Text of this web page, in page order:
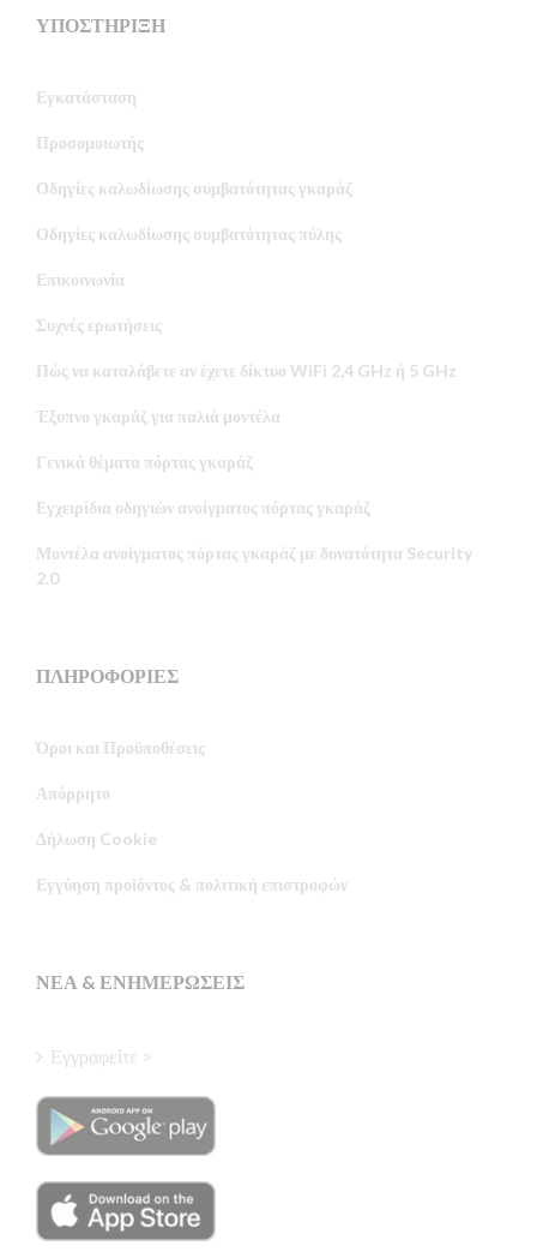
ΥΠΟΣΤΉΡΙΞΗ
Εγκατάσταση
Προσομοιωτής
Οδηγίες καλωδίωσης συμβατότητας γκαράζ
Οδηγίες καλωδίωσης συμβατότητας πύλης
Επικοινωνία
Συχνές ερωτήσεις
Πώς να καταλάβετε αν έχετε δίκτυο WiFi 2,4 GHz ή 5 GHz
Έξυπνο γκαράζ για παλιά μοντέλα
Γενικά θέματα πόρτας γκαράζ
Εγχειρίδια οδηγιών ανοίγματος πόρτας γκαράζ
Μοντέλα ανοίγματος πόρτας γκαράζ με δυνατότητα Security
2.0
ΠΛΗΡΟΦΟΡΙΕΣ
Όροι και Προϋποθέσεις
Απόρρητο
Δήλωση Cookie
Εγγύηση προϊόντος & πολιτική επιστροφών
ΝΈΑ & ΕΝΗΜΕΡΏΣΕΙΣ
Εγγραφείτε >